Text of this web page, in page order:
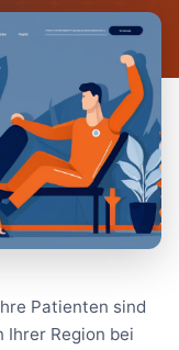
Patienten sind
Ihrer Region bei